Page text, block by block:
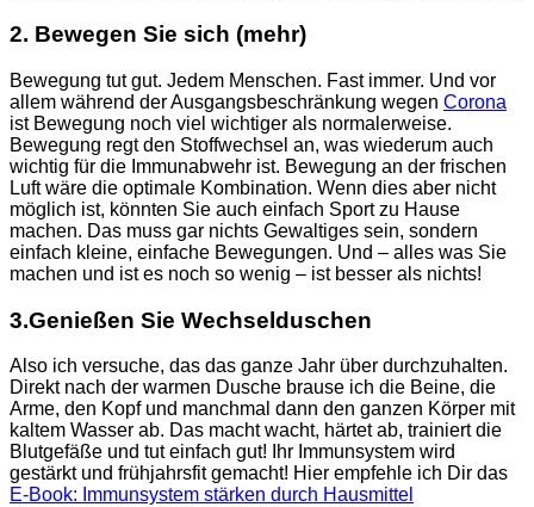
2. Bewegen Sie sich (mehr)
Bewegung tut gut. Jedem Menschen. Fast immer. Und vor
allem während der Ausgangsbeschränkung wegen Corona
ist Bewegung noch viel wichtiger als normalerweise.
Bewegung regt den Stoffwechsel an, was wiederum auch
wichtig für die Immunabwehr ist. Bewegung an der frischen
Luft wäre die optimale Kombination. Wenn dies aber nicht
möglich ist, könnten Sie auch einfach Sport zu Hause
machen. Das muss gar nichts Gewaltiges sein, sondern
einfach kleine, einfache Bewegungen. Und – alles was Sie
machen und ist es noch so wenig – ist besser als nichts!
3.Genießen Sie Wechselduschen
Also ich versuche, das das ganze Jahr über durchzuhalten.
Direkt nach der warmen Dusche brause ich die Beine, die
Arme, den Kopf und manchmal dann den ganzen Körper mit
kaltem Wasser ab. Das macht wacht, härtet ab, trainiert die
Blutgefäße und tut einfach gut! Ihr Immunsystem wird
gestärkt und frühjahrsfit gemacht! Hier empfehle ich Dir das
E-Book: Immunsystem stärken durch Hausmittel